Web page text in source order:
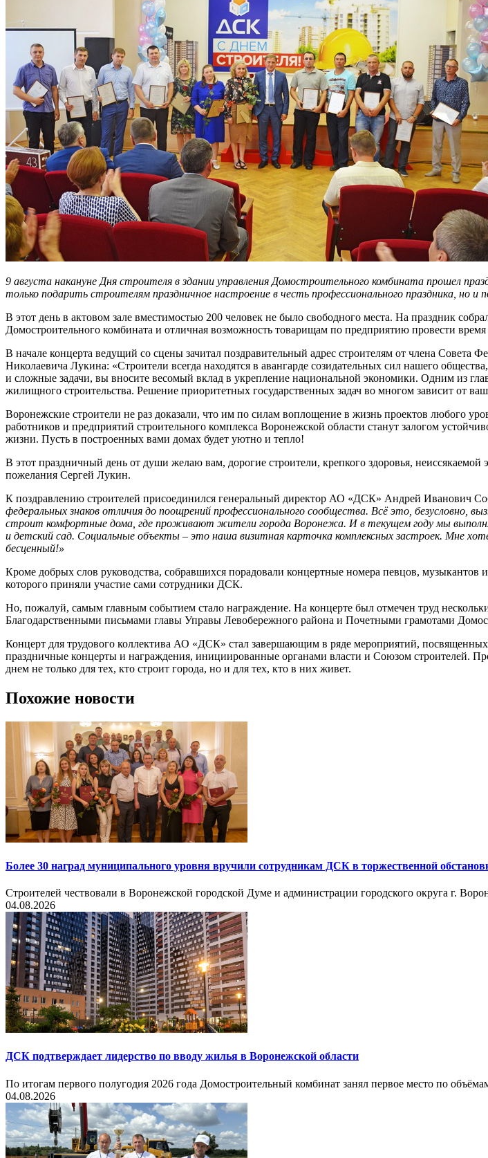
9 августа накануне Дня строителя в здании управления Домостроительного комбината прошел
только подарить строителям праздничное настроение в честь профессионального праздника, но
В этот день в актовом зале вместимостью 200 человек не было свободного места. На праздник
Домостроительного комбината и отличная возможность товарищам по предприятию провести время
В начале концерта ведущий со сцены зачитал поздравительный адрес строителям от члена
Николаевича Лукина: «Строители всегда находятся в авангарде созидательных сил нашего
и сложные задачи, вы вносите весомый вклад в укрепление национальной экономики. Одним из
жилищного строительства. Решение приоритетных государственных задач во многом зависит от
Воронежские строители не раз доказали, что им по силам воплощение в жизнь проектов любого
работников и предприятий строительного комплекса Воронежской области станут залогом
жизни. Пусть в построенных вами домах будет уютно и тепло!
В этот праздничный день от души желаю вам, дорогие строители, крепкого здоровья,
пожелания Сергей Лукин.
К поздравлению строителей присоединился генеральный директор АО «ДСК» Андрей Иванович
федеральных знаков отличия до поощрений профессионального сообщества. Всё это,
строит комфортные дома, где проживают жители города Воронежа. И в текущем году мы
и детский сад. Социальные объекты – это наша визитная карточка комплексных застроек. Мне
бесценный!»
Кроме добрых слов руководства, собравшихся порадовали концертные номера певцов,
которого приняли участие сами сотрудники ДСК.
Но, пожалуй, самым главным событием стало награждение. На концерте был отмечен труд
Благодарственными письмами главы Управы Левобережного района и Почетными грамотами
Концерт для трудового коллектива АО «ДСК» стал завершающим в ряде мероприятий,
праздничные концерты и награждения, инициированные органами власти и Союзом строителей.
днем не только для тех, кто строит города, но и для тех, кто в них живет.
Похожие новости
Более 30 наград муниципального уровня вручили сотрудникам ДСК в торжественной
Строителей чествовали в Воронежской городской Думе и администрации городского округа г.
04.08.2026
ДСК подтверждает лидерство по вводу жилья в Воронежской области
По итогам первого полугодия 2026 года Домостроительный комбинат занял первое место по
04.08.2026